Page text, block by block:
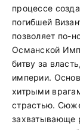
процессе
погибшей
позволяет по-
Османской
битву за
империи.
хитрыми
страстью.
захватывающе